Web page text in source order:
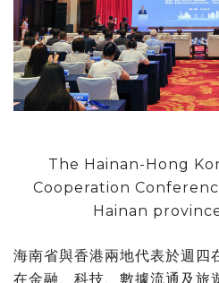
The Hainan-Hong
Cooperation
Hainan
海南省與香港兩地代表於週四
在金融、科技、數據流通及旅